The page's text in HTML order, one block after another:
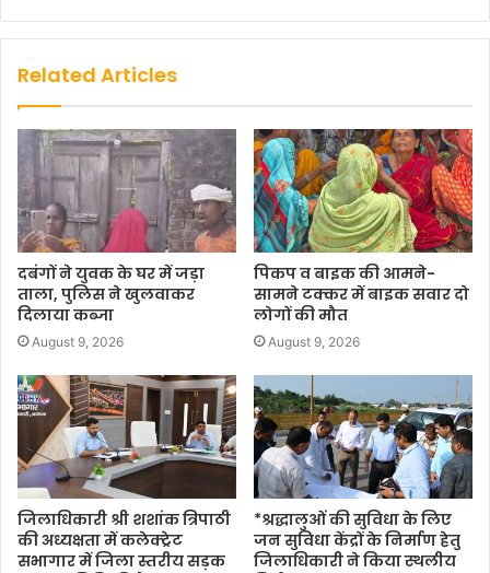
Related Articles
दबंगों ने युवक के घर में जड़ा
ताला, पुलिस ने खुलवाकर
दिलाया कब्जा
August 9, 2026
पिकप व बाइक की आमने-
सामने टक्कर में बाइक सवार दो
लोगों की मौत
August 9, 2026
जिलाधिकारी श्री शशांक त्रिपाठी
की अध्यक्षता में कलेक्ट्रेट
सभागार में जिला स्तरीय सड़क
*श्रद्धालुओं की सुविधा के लिए
जन सुविधा केंद्रों के निर्माण हेतु
जिलाधिकारी ने किया स्थलीय